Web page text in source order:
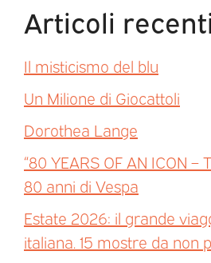
Articoli
Il misticismo del blu
Un Milione di Giocattoli
Dorothea Lange
“80 YEARS OF AN ICON –
80 anni di Vespa
Estate 2026: il grande
italiana. 15 mostre da non